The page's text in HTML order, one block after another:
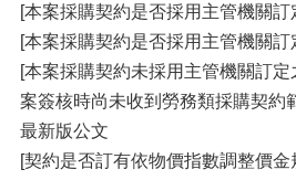
[本案採購契約是否採用主管機關訂
[本案採購契約是否採用主管機關
[本案採購契約未採用主管機關訂
案簽核時尚未收到勞務類採購契約
最新版公文
[契約是否訂有依物價指數調整價